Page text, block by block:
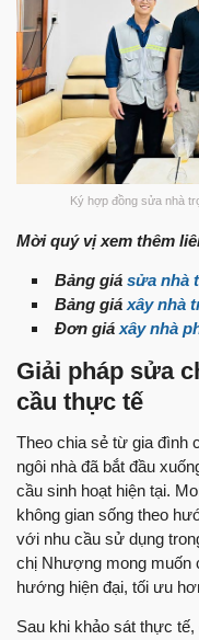
Ký hợp đồng sửa nhà
Mời quý vị xem thêm
Bảng giá sửa nhà
Bảng giá xây nhà
Đơn giá xây nhà
Giải pháp sửa
cầu thực tế
Theo chia sẻ từ gia đình
ngôi nhà đã bắt đầu
cầu sinh hoạt hiện tại.
không gian sống theo
với nhu cầu sử dụng
chị Nhượng mong muốn
hướng hiện đại, tối ưu
Sau khi khảo sát thực